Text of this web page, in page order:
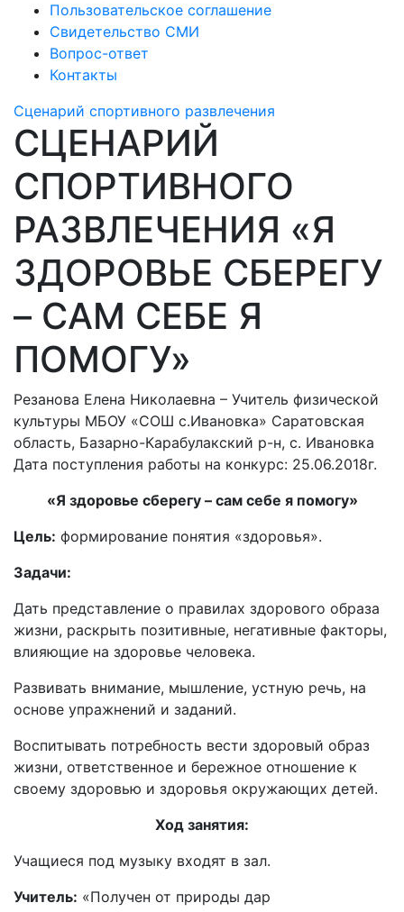
Пользовательское соглашение
Свидетельство СМИ
Вопрос-ответ
Контакты
Сценарий спортивного развлечения
СЦЕНАРИЙ
СПОРТИВНОГО
РАЗВЛЕЧЕНИЯ «Я
ЗДОРОВЬЕ СБЕРЕГУ
– САМ СЕБЕ Я
ПОМОГУ»
Резанова Елена Николаевна – Учитель физической
культуры МБОУ «СОШ с.Ивановка» Саратовская
область, Базарно-Карабулакский р-н, с. Ивановка
Дата поступления работы на конкурс: 25.06.2018г.
«Я здоровье сберегу – сам себе я помогу»
Цель: формирование понятия «здоровья».
Задачи:
Дать представление о правилах здорового образа
жизни, раскрыть позитивные, негативные факторы,
влияющие на здоровье человека.
Развивать внимание, мышление, устную речь, на
основе упражнений и заданий.
Воспитывать потребность вести здоровый образ
жизни, ответственное и бережное отношение к
своему здоровью и здоровья окружающих детей.
Ход занятия:
Учащиеся под музыку входят в зал.
Учитель: «Получен от природы дар